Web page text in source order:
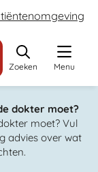
Menu
Zoeken
dokter moet?
moet? Vul
advies over wat